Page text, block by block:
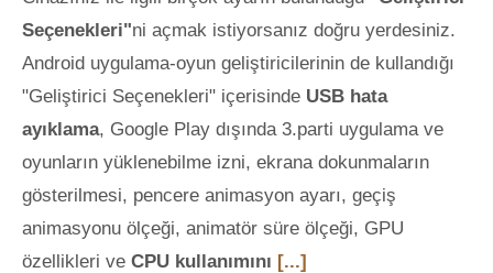
Seçenekleri"ni açmak istiyorsanız doğru yerdesiniz.
Android uygulama-oyun geliştiricilerinin de kullandığı
"Geliştirici Seçenekleri" içerisinde USB hata
ayıklama, Google Play dışında 3.parti uygulama ve
oyunların yüklenebilme izni, ekrana dokunmaların
gösterilmesi, pencere animasyon ayarı, geçiş
animasyonu ölçeği, animatör süre ölçeği, GPU
özellikleri ve CPU kullanımını [...]